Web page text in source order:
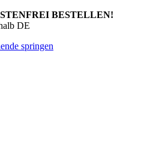
BESTELLEN!
DE
springen